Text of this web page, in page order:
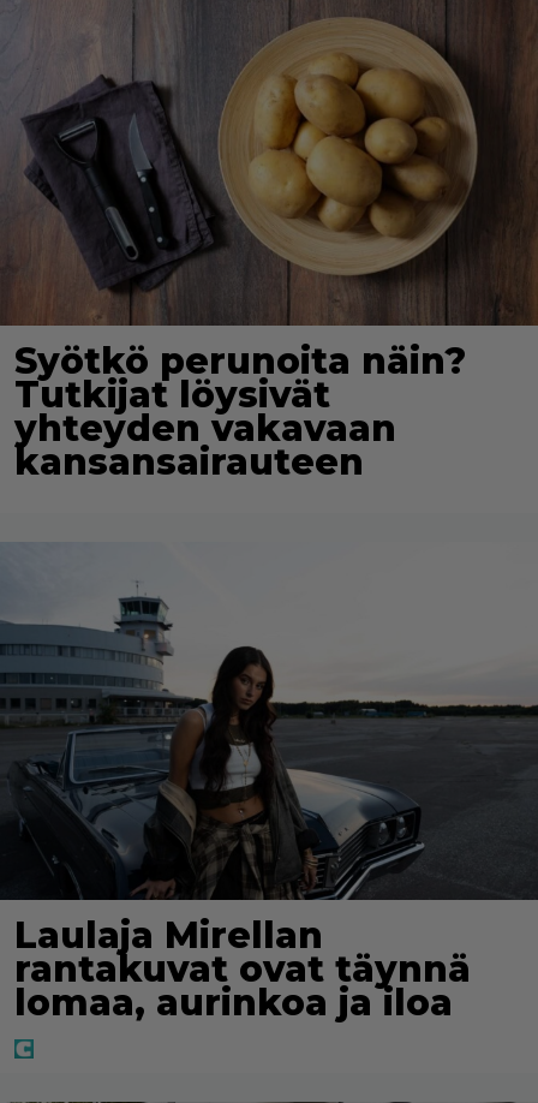
Syötkö perunoita näin?
Tutkijat löysivät
yhteyden vakavaan
kansansairauteen
Laulaja Mirellan
rantakuvat ovat täynnä
lomaa, aurinkoa ja iloa